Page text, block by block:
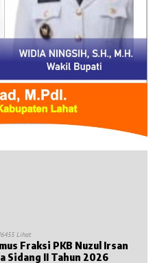
455 Lihat
Masa Sidang II Tahun 2026